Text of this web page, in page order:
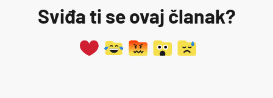
Sviđa ti se ovaj članak?